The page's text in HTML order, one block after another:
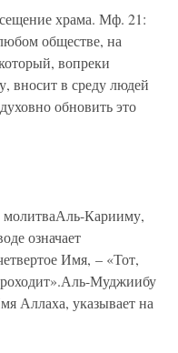
храма. Мф. 21:
обществе, на
вопреки
вносит в среду людей
обновить это
Карииму,
означает
Имя, – «Тот,
Муджиибу
Аллаха, указывает на